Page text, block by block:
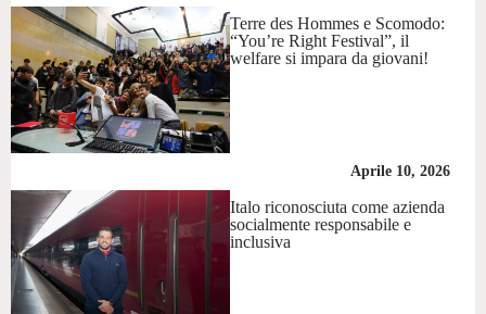
Terre des Hommes e Scomodo:
“You’re Right Festival”, il
welfare si impara da giovani!
Aprile 10, 2026
Italo riconosciuta come azienda
socialmente responsabile e
inclusiva